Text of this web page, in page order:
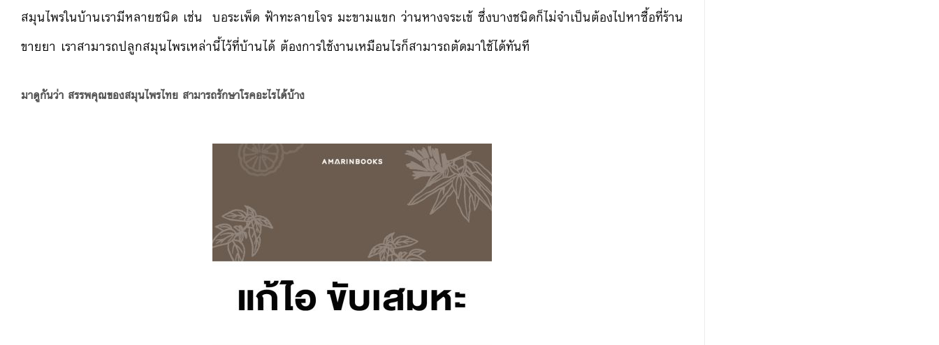
สมุนไพรในบ้านเรามีหลายชนิด เช่น บอระเพ็ด ฟ้าทะลายโจร มะขามแขก ว่านหางจระเข้ ซึ่งบางชนิดก็ไม่จำเป็นต้องไปหาซื้อที่ร้าน
ขายยา เราสามารถปลูกสมุนไพรเหล่านี้ไว้ที่บ้านได้ ต้องการใช้งานเหมือนไรก็สามารถตัดมาใช้ได้ทันที
มาดูกันว่า สรรพคุณของสมุนไพรไทย สามารถรักษาโรคอะไรได้บ้าง